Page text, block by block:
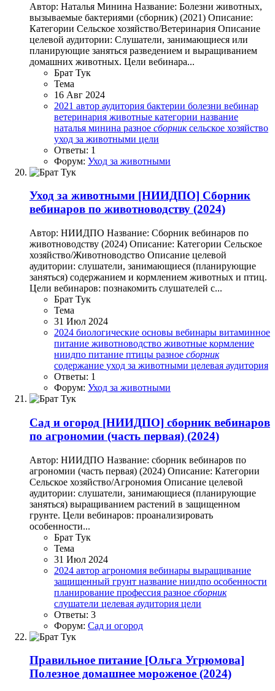
Автор: Наталья Минина Название: Болезни животных,
вызываемые бактериями (сборник) (2021) Описание:
Категории Сельское хозяйство/Ветеринария Описание
целевой аудитории: Слушатели, занимающиеся или
планирующие заняться разведением и выращиванием
домашних животных. Цели вебинара...
Брат Тук
Тема
16 Авг 2024
2021 автор аудитория бактерии болезни вебинар
ветеринария животные категории название
наталья минина разное сборник сельское хозяйство
уход за животными цели
Ответы: 1
Форум: Уход за животными
Уход за животными [НИИДПО] Сборник
вебинаров по животноводству (2024)
Автор: НИИДПО Название: Сборник вебинаров по
животноводству (2024) Описание: Категории Сельское
хозяйство/Животноводство Описание целевой
аудитории: слушатели, занимающиеся (планирующие
заняться) содержанием и кормлением животных и птиц.
Цели вебинаров: познакомить слушателей с...
Брат Тук
Тема
31 Июл 2024
2024 биологические основы вебинары витаминное
питание животноводство животные кормление
ниидпо питание птицы разное сборник
содержание уход за животными целевая аудитория
Ответы: 1
Форум: Уход за животными
Сад и огород [НИИДПО] сборник вебинаров
по агрономии (часть первая) (2024)
Автор: НИИДПО Название: сборник вебинаров по
агрономии (часть первая) (2024) Описание: Категории
Сельское хозяйство/Агрономия Описание целевой
аудитории: слушатели, занимающиеся (планирующие
заняться) выращиванием растений в защищенном
грунте. Цели вебинаров: проанализировать
особенности...
Брат Тук
Тема
31 Июл 2024
2024 автор агрономия вебинары выращивание
защищенный грунт название ниидпо особенности
планирование профессия разное сборник
слушатели целевая аудитория цели
Ответы: 3
Форум: Сад и огород
Правильное питание [Ольга Угрюмова]
Полезное домашнее мороженое (2024)